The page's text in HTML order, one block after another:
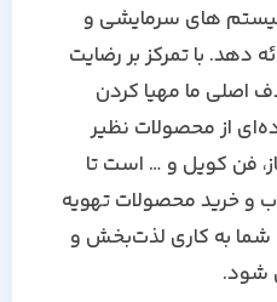
های سرمایشی و
با تمرکز بر رضایت
ما مهیا کردن
محصولات نظیر
کویل و … است تا
خرید محصولات تهویه
به کاری لذت‌بخش و